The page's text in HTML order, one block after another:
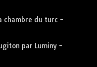
chambre du turc -
par Luminy-